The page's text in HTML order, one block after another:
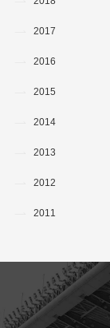
2017
2016
2015
2014
2013
2012
2011